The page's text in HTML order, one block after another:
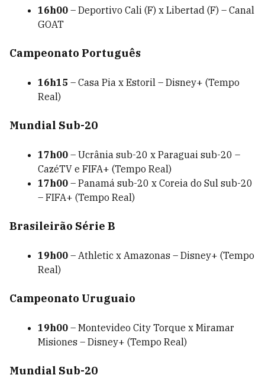
16h00 – Deportivo Cali (F) x Libertad (F) – Canal
GOAT
Campeonato Português
16h15 – Casa Pia x Estoril – Disney+ (Tempo
Real)
Mundial Sub-20
17h00 – Ucrânia sub-20 x Paraguai sub-20 –
CazéTV e FIFA+ (Tempo Real)
17h00 – Panamá sub-20 x Coreia do Sul sub-20
– FIFA+ (Tempo Real)
Brasileirão Série B
19h00 – Athletic x Amazonas – Disney+ (Tempo
Real)
Campeonato Uruguaio
19h00 – Montevideo City Torque x Miramar
Misiones – Disney+ (Tempo Real)
Mundial Sub-20